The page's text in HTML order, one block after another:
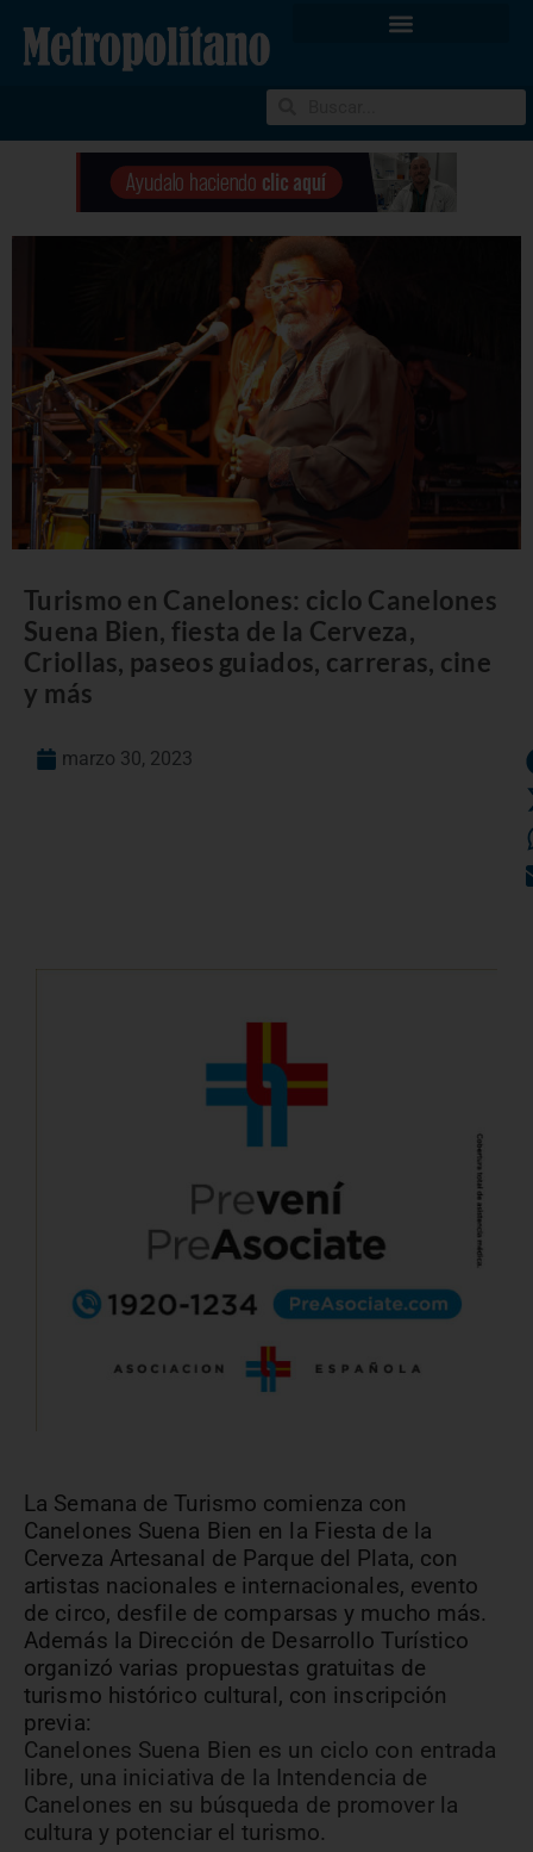
Turismo en Canelones: ciclo Canelones
Suena Bien, fiesta de la Cerveza,
Criollas, paseos guiados, carreras, cine
y más
marzo 30, 2023
La Semana de Turismo comienza con
Canelones Suena Bien en la Fiesta de la
Cerveza Artesanal de Parque del Plata, con
artistas nacionales e internacionales, evento
de circo, desfile de comparsas y mucho más.
Además la Dirección de Desarrollo Turístico
organizó varias propuestas gratuitas de
turismo histórico cultural, con inscripción
previa:
Canelones Suena Bien es un ciclo con entrada
libre, una iniciativa de la Intendencia de
Canelones en su búsqueda de promover la
cultura y potenciar el turismo.